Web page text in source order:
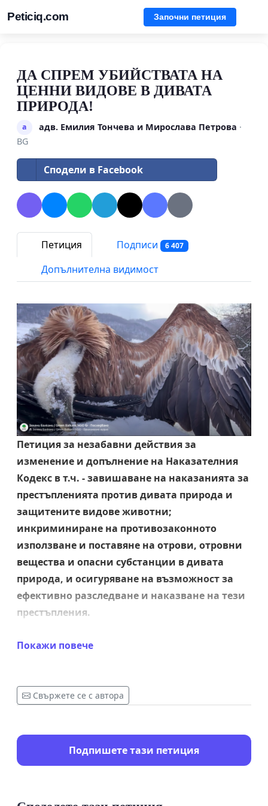
Peticiq.com Започни петиция
ДА СПРЕМ УБИЙСТВАТА НА
ЦЕННИ ВИДОВЕ В ДИВАТА
ПРИРОДА!
а адв. Емилия Тончева и Мирослава Петрова ·
BG
Сподели в Facebook
Петиция Подписи 6 407
Допълнителна видимост
Петиция за незабавни действия за
изменение и допълнение на Наказателния
Кодекс в т.ч. - завишаване на наказанията за
престъпленията против дивата природа и
защитените видове животни;
инкриминиране на противозаконното
използване и поставяне на отрови, отровни
вещества и опасни субстанции в дивата
природа, и осигуряване на възможност за
ефективно разследване и наказване на тези
престъпления.
МИНИСТЕРСКИ СЪВЕТ НА Р БЪЛГАРИЯ
МИНИСТЪР НА ПРАВОСЪДИЕТО
МИНИСТЪР НА ВЪТРЕШНИТЕ РАБОТИ
ПРЕДСЕДАТЕЛ НА НАРОДНО СЪБРАНИЕ НА Р
БЪЛГАРИЯ
Покажи повече
Свържете се с автора
Подпишете тази петиция